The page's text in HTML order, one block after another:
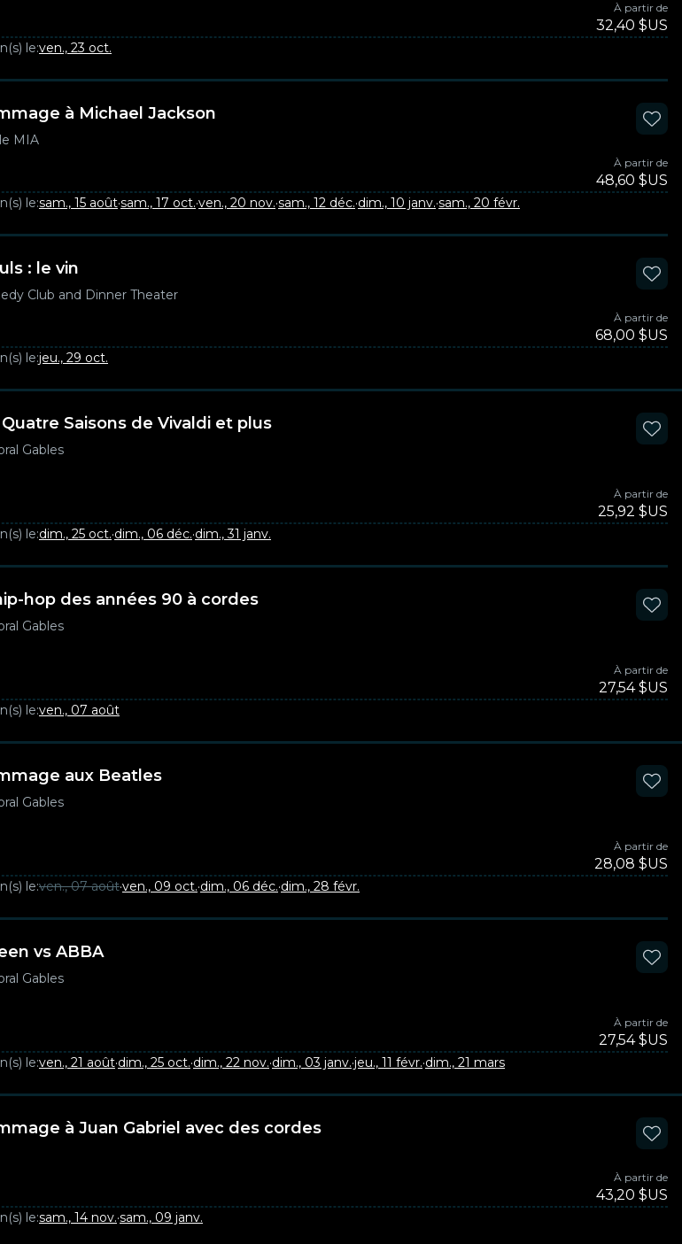
À partir de
32,40 $US
le:ven., 23 oct.
à Michael Jackson
MIA
À partir de
48,60 $US
le:sam., 15 août·sam., 17 oct.·ven., 20 nov.·sam., 12 déc.·dim., 10 janv.·sam., 20 févr.
: le vin
Club and Dinner Theater
À partir de
68,00 $US
le:jeu., 29 oct.
Saisons de Vivaldi et plus
Gables
À partir de
25,92 $US
le:dim., 25 oct.·dim., 06 déc.·dim., 31 janv.
hop des années 90 à cordes
Gables
À partir de
27,54 $US
le:ven., 07 août
aux Beatles
Gables
À partir de
28,08 $US
le:ven., 07 août·ven., 09 oct.·dim., 06 déc.·dim., 28 févr.
vs ABBA
Gables
À partir de
27,54 $US
le:ven., 21 août·dim., 25 oct.·dim., 22 nov.·dim., 03 janv.·jeu., 11 févr.·dim., 21 mars
à Juan Gabriel avec des cordes
À partir de
43,20 $US
le:sam., 14 nov.·sam., 09 janv.